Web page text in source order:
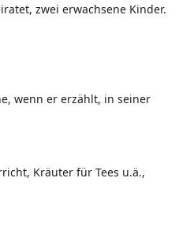
zwei erwachsene Kinder.
wenn er erzählt, in seiner
Kräuter für Tees u.ä.,